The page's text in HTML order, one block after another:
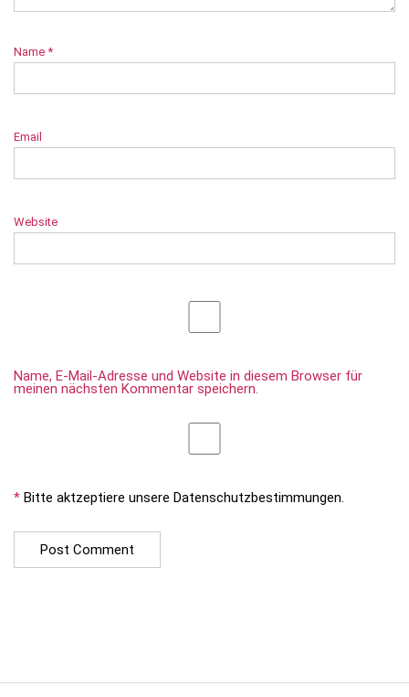
Name *
Email
Website
Name, E-Mail-Adresse und Website in diesem Browser für
meinen nächsten Kommentar speichern.
* Bitte aktzeptiere unsere Datenschutzbestimmungen.